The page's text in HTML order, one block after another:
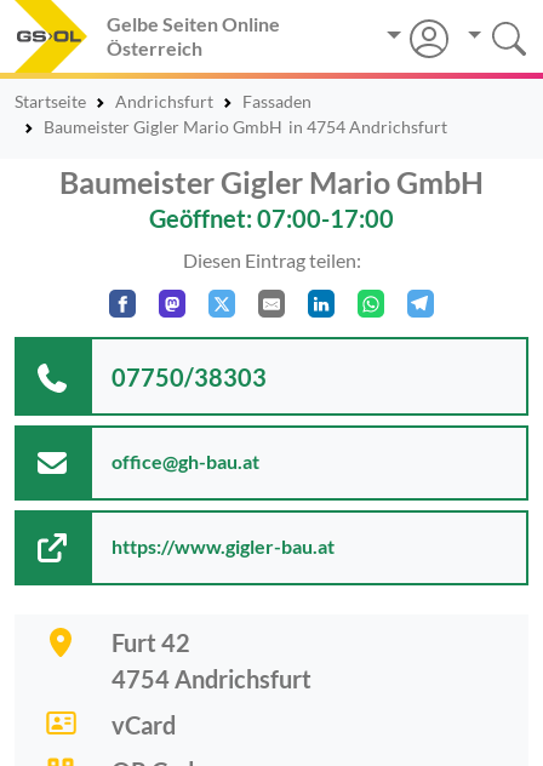
Gelbe Seiten Online
Österreich
Startseite Andrichsfurt
Fassaden
Baumeister Gigler Mario GmbH in 4754 Andrichsfurt
Baumeister Gigler Mario GmbH
Geöffnet: 07:00-17:00
Diesen Eintrag teilen:
Furt 42
4754Andrichsfurt
vCard
07750/38303
office@gh-bau.at
https://www.gigler-bau.at